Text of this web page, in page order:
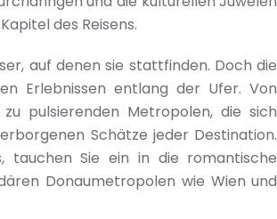
des Reisens.
auf denen sie stattfinden. Doch die
Erlebnissen entlang der Ufer. Von
pulsierenden Metropolen, die sich
Schätze jeder Destination.
tauchen Sie ein in die romantische
Donaumetropolen wie Wien und